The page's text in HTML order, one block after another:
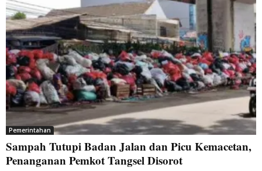
Pemerintahan
Sampah Tutupi Badan Jalan dan Picu Kemacetan,
Penanganan Pemkot Tangsel Disorot